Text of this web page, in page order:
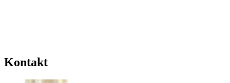
Kontakt